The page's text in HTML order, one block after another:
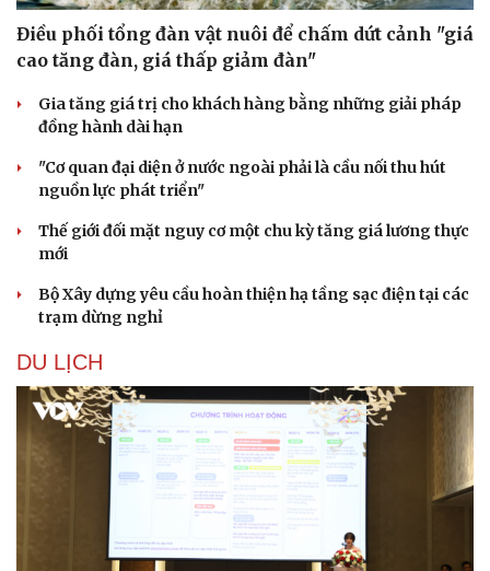
Di sản
Điều phối tổng đàn vật nuôi để chấm dứt cảnh "giá
cao tăng đàn, giá thấp giảm đàn"
Gia tăng giá trị cho khách hàng bằng những giải pháp
đồng hành dài hạn
"Cơ quan đại diện ở nước ngoài phải là cầu nối thu hút
nguồn lực phát triển"
Thế giới đối mặt nguy cơ một chu kỳ tăng giá lương thực
mới
Bộ Xây dựng yêu cầu hoàn thiện hạ tầng sạc điện tại các
trạm dừng nghỉ
DU LỊCH